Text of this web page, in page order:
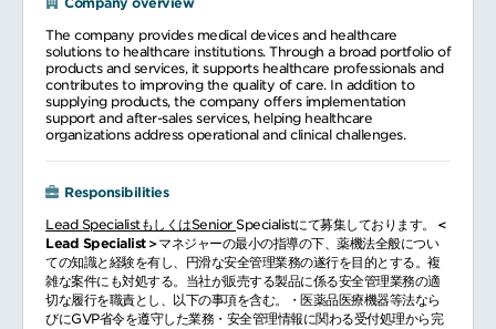
The company provides medical devices and healthcare
solutions to healthcare institutions. Through a broad portfolio of
products and services, it supports healthcare professionals and
contributes to improving the quality of care. In addition to
supplying products, the company offers implementation
support and after-sales services, helping healthcare
organizations address operational and clinical challenges.
Responsibilities
Lead SpecialistもしくはSenior Specialistにて募集しております。
＜
Lead Specialist＞マネジャーの最小の指導の下、薬機法全般につい
ての知識と経験を有し、円滑な安全管理業務の遂行を目的とする。複
雑な案件にも対処する。当社が販売する製品に係る安全管理業務の適
切な履行を職責とし、以下の事項を含む。・医薬品医療機器等法なら
びにGVP省令を遵守した業務・安全管理情報に関わる受付処理から完